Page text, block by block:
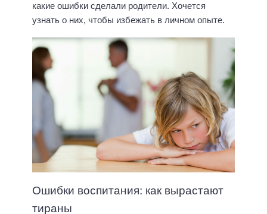
какие ошибки сделали родители. Хочется
узнать о них, чтобы избежать в личном опыте.
Ошибки воспитания: как вырастают
тираны